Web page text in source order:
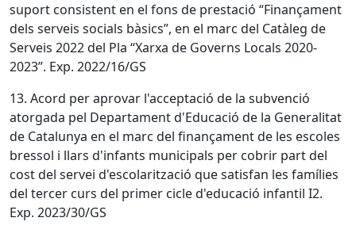
suport consistent en el fons de prestació “Finançament
dels serveis socials bàsics”, en el marc del Catàleg de
Serveis 2022 del Pla “Xarxa de Governs Locals 2020-
2023”. Exp. 2022/16/GS
13. Acord per aprovar l'acceptació de la subvenció
atorgada pel Departament d'Educació de la Generalitat
de Catalunya en el marc del finançament de les escoles
bressol i llars d'infants municipals per cobrir part del
cost del servei d'escolarització que satisfan les famílies
del tercer curs del primer cicle d'educació infantil I2.
Exp. 2023/30/GS